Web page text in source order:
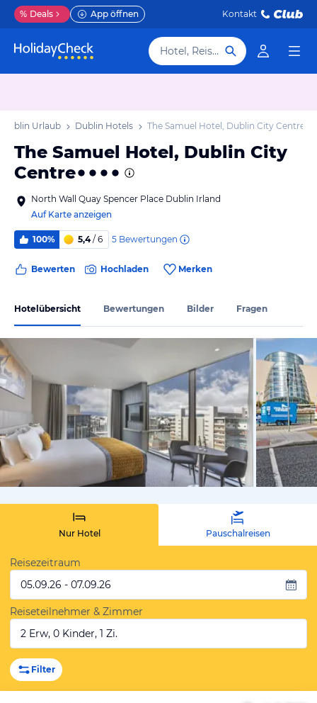
% Deals App öffnen Kontakt
Hotel, Reiseziel
Dublin Urlaub Dublin Hotels The Samuel Hotel, Dublin City Centre
The Samuel Hotel, Dublin City
Centre
North Wall Quay Spencer Place Dublin Irland
Auf Karte anzeigen
100% 5,4/ 6 5 Bewertungen
Bewerten Hochladen Merken
Hotelübersicht Bewertungen Bilder Fragen
von
Nur Hotel Pauschalreisen
Reisezeitraum
05.09.26 - 07.09.26
Reiseteilnehmer & Zimmer
2 Erw, 0 Kinder, 1 Zi.
Filter